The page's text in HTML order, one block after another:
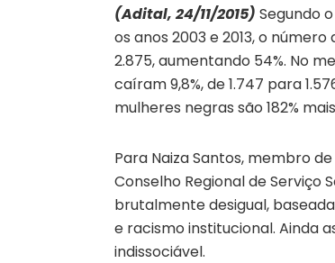
(Adital, 24/11/2015) Segundo
os anos 2003 e 2013, o
2.875, aumentando 54%. No
caíram 9,8%, de 1.747 para
mulheres negras são 182%
Para Naiza Santos, membro
Conselho Regional de Serviço
brutalmente desigual,
e racismo institucional. Ainda
indissociável.